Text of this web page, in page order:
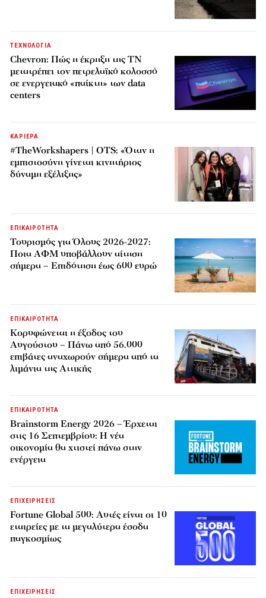
ΤΕΧΝΟΛΟΓΙΑ
Chevron: Πώς η έκρηξη της ΤΝ
μετατρέπει τον πετρελαϊκό κολοσσό
σε ενεργειακό «παίκτη» των data
centers
ΚΑΡΙΕΡΑ
#TheWorkshapers | OTS: «Όταν η
εμπιστοσύνη γίνεται κινητήριος
δύναμη εξέλιξης»
ΕΠΙΚΑΙΡΟΤΗΤΑ
Τουρισμός για Όλους 2026-2027:
Ποια ΑΦΜ υποβάλλουν αίτηση
σήμερα – Επιδότηση έως 600 ευρώ
ΕΠΙΚΑΙΡΟΤΗΤΑ
Κορυφώνεται η έξοδος του
Αυγούστου – Πάνω από 56.000
επιβάτες αναχωρούν σήμερα από τα
λιμάνια της Αττικής
ΕΠΙΚΑΙΡΟΤΗΤΑ
Brainstorm Energy 2026 – Έρχεται
στις 16 Σεπτεμβρίου: Η νέα
οικονομία θα χτιστεί πάνω στην
ενέργεια
ΕΠΙΧΕΙΡΗΣΕΙΣ
Fortune Global 500: Αυτές είναι οι 10
εταιρείες με τα μεγαλύτερα έσοδα
παγκοσμίως
ΕΠΙΧΕΙΡΗΣΕΙΣ